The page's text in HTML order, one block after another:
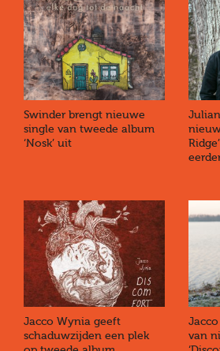
Swinder brengt nieuwe
single van tweede album
‘Nosk’ uit
Jacco Wynia geeft
schaduwzijden een plek
van